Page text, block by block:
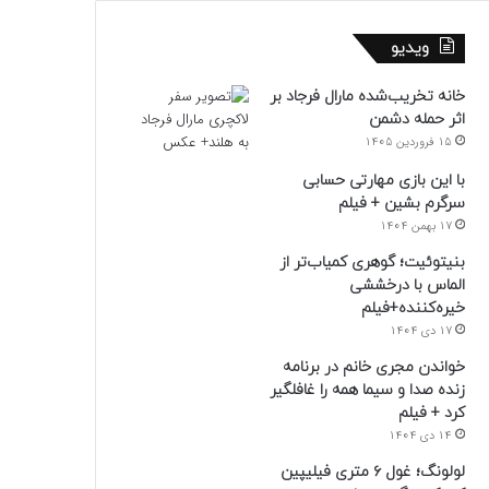
ویدیو
خانه تخریب‌شده مارال فرجاد بر
اثر حمله دشمن
15 فروردین 1405
با این بازی مهارتی حسابی
سرگرم بشین + فیلم
17 بهمن 1404
بنیتوئیت؛ گوهری کمیاب‌تر از
الماس با درخششی
خیره‌کننده+فیلم
17 دی 1404
خواندن مجری خانم در برنامه
زنده صدا و سیما همه را غافلگیر
کرد + فیلم
14 دی 1404
لولونگ؛ غول ۶ متری فیلیپین